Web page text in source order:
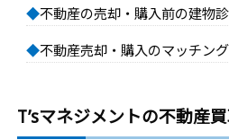
◆不動産の売却・購入前の建物
◆不動産売却・購入のマッチング
T’sマネジメントの不動産